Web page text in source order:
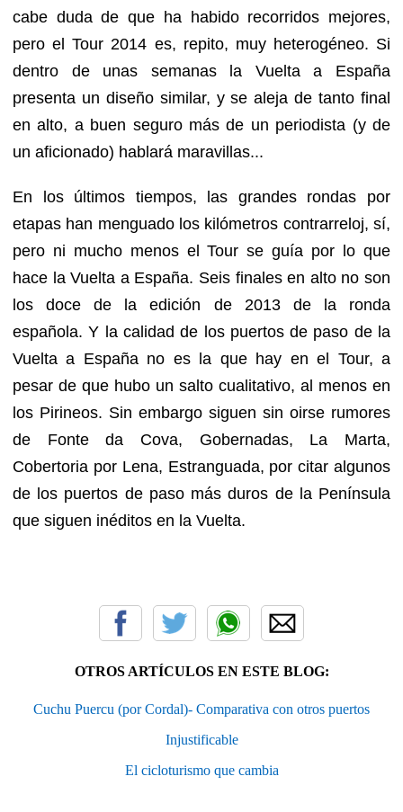
cabe duda de que ha habido recorridos mejores,
pero el Tour 2014 es, repito, muy heterogéneo. Si
dentro de unas semanas la Vuelta a España
presenta un diseño similar, y se aleja de tanto final
en alto, a buen seguro más de un periodista (y de
un aficionado) hablará maravillas...
En los últimos tiempos, las grandes rondas por
etapas han menguado los kilómetros contrarreloj, sí,
pero ni mucho menos el Tour se guía por lo que
hace la Vuelta a España. Seis finales en alto no son
los doce de la edición de 2013 de la ronda
española. Y la calidad de los puertos de paso de la
Vuelta a España no es la que hay en el Tour, a
pesar de que hubo un salto cualitativo, al menos en
los Pirineos. Sin embargo siguen sin oirse rumores
de Fonte da Cova, Gobernadas, La Marta,
Cobertoria por Lena, Estranguada, por citar algunos
de los puertos de paso más duros de la Península
que siguen inéditos en la Vuelta.
OTROS ARTÍCULOS EN ESTE BLOG:
Cuchu Puercu (por Cordal)- Comparativa con otros puertos
Injustificable
El cicloturismo que cambia